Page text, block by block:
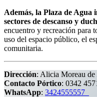
Además, la Plaza de Agua
sectores de descanso y
encuentro y recreación para
uso del espacio público, el
comunitaria.
Dirección: Alicia Moreau de
Contacto Pórtico: 0342
WhatsApp: 3424555557